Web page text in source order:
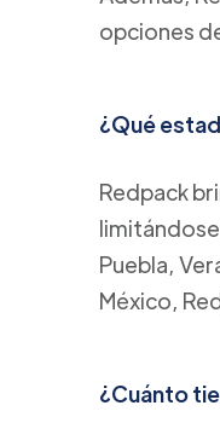
opciones
¿Qué
Redpack
Puebla,
México,
¿Cuánto